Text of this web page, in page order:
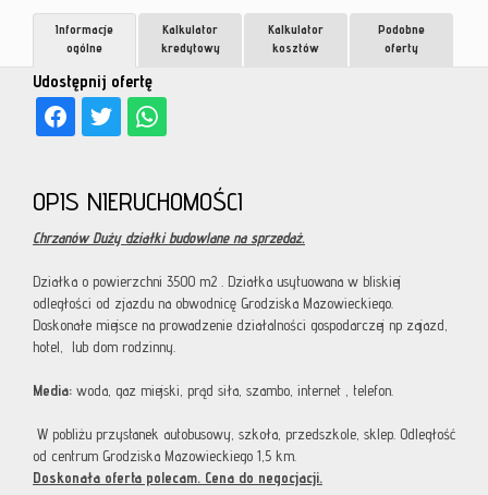
Udostępnij ofertę
Informacje
ogólne
Kalkulator
kredytowy
Kalkulator
kosztów
Podobne
oferty
OPIS NIERUCHOMOŚCI
Chrzanów Duży działki budowlane na sprzedaż.
Działka o powierzchni 3500 m2 . Działka usytuowana w bliskiej
odległości od zjazdu na obwodnicę Grodziska Mazowieckiego.
Doskonałe miejsce na prowadzenie działalności gospodarczej np zajazd,
hotel, lub dom rodzinny.
Media: woda, gaz miejski, prąd siła, szambo, internet , telefon.
W pobliżu przystanek autobusowy, szkoła, przedszkole, sklep. Odległość
od centrum Grodziska Mazowieckiego 1,5 km.
Doskonała oferta polecam. Cena do negocjacji.